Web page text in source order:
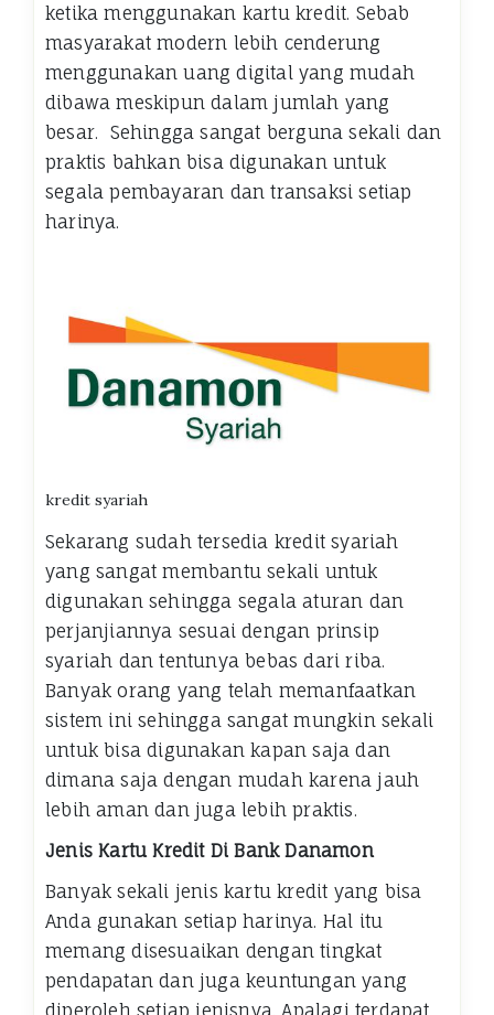
ketika menggunakan kartu kredit. Sebab
masyarakat modern lebih cenderung
menggunakan uang digital yang mudah
dibawa meskipun dalam jumlah yang
besar. Sehingga sangat berguna sekali dan
praktis bahkan bisa digunakan untuk
segala pembayaran dan transaksi setiap
harinya.
kredit syariah
Sekarang sudah tersedia kredit syariah
yang sangat membantu sekali untuk
digunakan sehingga segala aturan dan
perjanjiannya sesuai dengan prinsip
syariah dan tentunya bebas dari riba.
Banyak orang yang telah memanfaatkan
sistem ini sehingga sangat mungkin sekali
untuk bisa digunakan kapan saja dan
dimana saja dengan mudah karena jauh
lebih aman dan juga lebih praktis.
Jenis Kartu Kredit Di Bank Danamon
Banyak sekali jenis kartu kredit yang bisa
Anda gunakan setiap harinya. Hal itu
memang disesuaikan dengan tingkat
pendapatan dan juga keuntungan yang
diperoleh setiap jenisnya. Apalagi terdapat